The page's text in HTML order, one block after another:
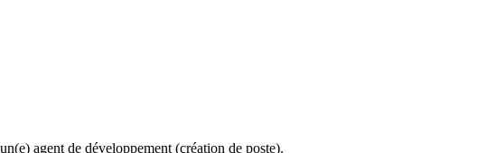
agent de développement (création de poste).